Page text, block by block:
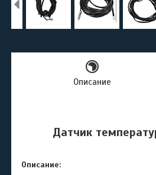
Описание
Датчик
Описание: